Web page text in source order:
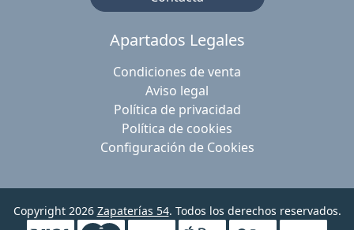
Apartados Legales
Condiciones de venta
Aviso legal
Política de privacidad
Política de cookies
Configuración de Cookies
Copyright 2026 Zapaterías 54. Todos los derechos reservados.